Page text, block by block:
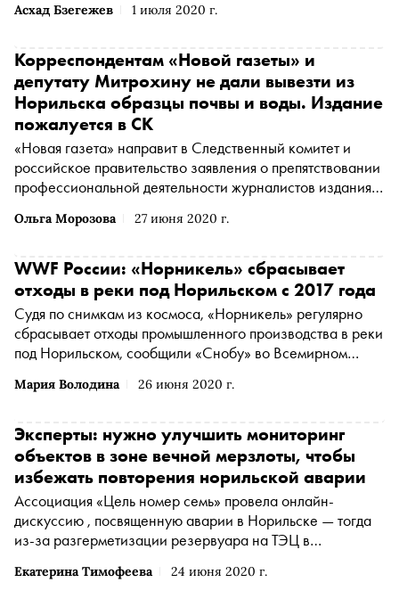
Асхад Бзегежев 1 июля 2020 г.
Норильска образцы почвы и воды
Ольга Морозова 27 июня 2020 г.
Корреспондентам «Новой газеты» и
депутату Митрохину не дали вывезти из
Норильска образцы почвы и воды. Издание
пожалуется в СК
«Новая газета» направит в Следственный комитет и
российское правительство заявления о препятствовании
профессиональной деятельности журналистов издания,
после разлива топлива на предприятии «Норникеля»,
(Муратов Дмитрий Андреевич признан иностранным
агентом * )
Мария Володина 26 июня 2020 г.
WWF России: «Норникель» сбрасывает
отходы в реки под Норильском с 2017 года
Судя по снимкам из космоса, «Норникель» регулярно
сбрасывает отходы промышленного производства в реки
под Норильском, сообщили «Снобу» во Всемирном
прокомментировали
Екатерина Тимофеева 24 июня 2020 г.
Эксперты: нужно улучшить мониторинг
объектов в зоне вечной мерзлоты, чтобы
избежать повторения норильской аварии
Ассоциация «Цель номер семь» провела онлайн-
дискуссию , посвященную аварии в Норильске — тогда
из-за разгерметизации резервуара на ТЭЦ в
Эксперты обсудили, могло ли изменение климата стать